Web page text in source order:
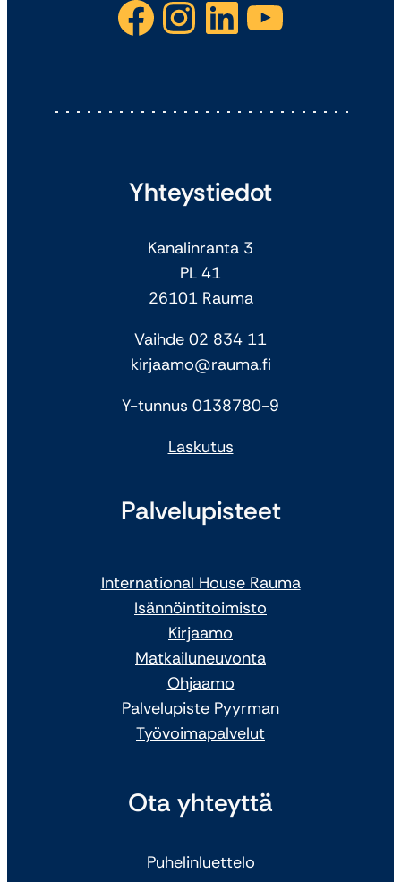
Facebook Instagram LinkedIn YouTube
Yhteystiedot
Kanalinranta 3
PL 41
26101 Rauma
Vaihde 02 834 11
kirjaamo@rauma.fi
Y-tunnus 0138780-9
Laskutus
Palvelupisteet
International House Rauma
Isännöintitoimisto
Kirjaamo
Matkailuneuvonta
Ohjaamo
Palvelupiste Pyyrman
Työvoimapalvelut
Ota yhteyttä
Puhelinluettelo